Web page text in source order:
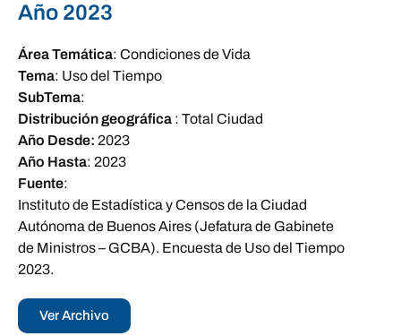
Año 2023
Área Temática: Condiciones de Vida
Tema: Uso del Tiempo
SubTema:
Distribución geográfica : Total Ciudad
Año Desde: 2023
Año Hasta: 2023
Fuente:
Instituto de Estadística y Censos de la Ciudad
Autónoma de Buenos Aires (Jefatura de Gabinete
de Ministros – GCBA). Encuesta de Uso del Tiempo
2023.
Ver Archivo